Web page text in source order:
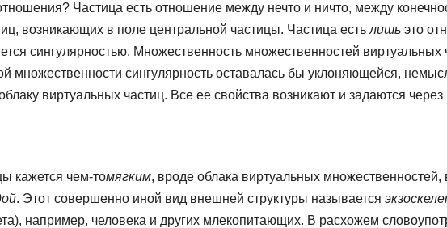
Частица есть отношение между нечто и ничто, между
возникающих в поле центральной частицы. Частица есть лишь это
сингулярностью. Множественность множественностей виртуальных
множественности сингулярность оставалась бы уклоняющейся,
виртуальных частиц. Все ее свойства возникают и задаются
кажется чем-томягким, вроде облака виртуальных
. Этот совершенно иной вид внешней структуры называется
например, человека и других млекопитающих. В расхожем